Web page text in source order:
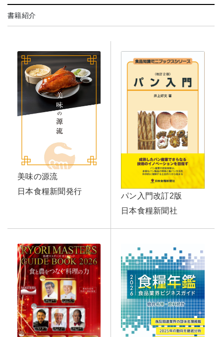
書籍紹介
美味の源流
日本食糧新聞発行
パン入門改訂2版
日本食糧新聞社